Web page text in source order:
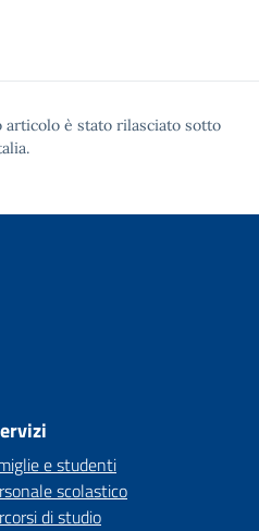
articolo è stato rilasciato sotto
e studenti
scolastico
di studio